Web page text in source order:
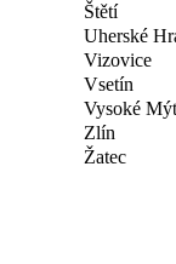
Štětí
Uherské
Vizovice
Vsetín
Vysoké
Zlín
Žatec